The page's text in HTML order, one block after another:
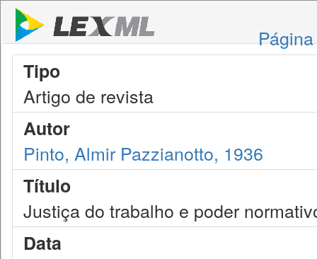
Tipo
Artigo de revista
Autor
Pinto, Almir Pazzianotto, 1936
Título
Justiça do trabalho e poder
Data